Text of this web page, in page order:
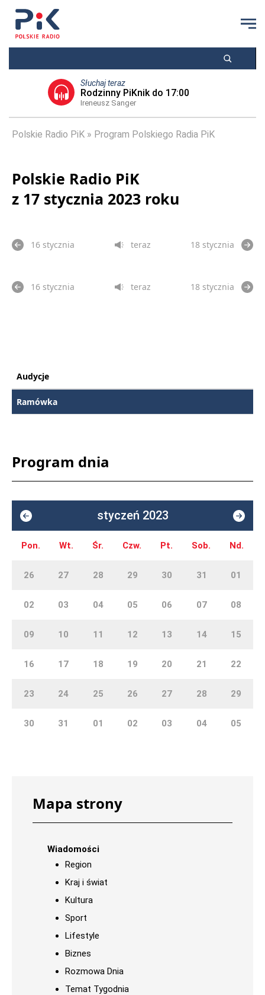
Słuchaj teraz
Rodzinny PiKnik do 17:00
Ireneusz Sanger
Polskie Radio PiK Program Polskiego Radia PiK
Polskie Radio PiK
z 17 stycznia 2023 roku
16 stycznia teraz 18 stycznia
16 stycznia teraz 18 stycznia
Audycje
Ramówka
Program dnia
styczeń 2023
Pon. Wt. Śr. Czw. Pt. Sob. Nd.
26 27 28 29 30 31 01
02 03 04 05 06 07 08
09 10 11 12 13 14 15
16 17 18 19 20 21 22
23 24 25 26 27 28 29
30 31 01 02 03 04 05
Mapa strony
Wiadomości
Region
Kraj i świat
Kultura
Sport
Lifestyle
Biznes
Rozmowa Dnia
Temat Tygodnia